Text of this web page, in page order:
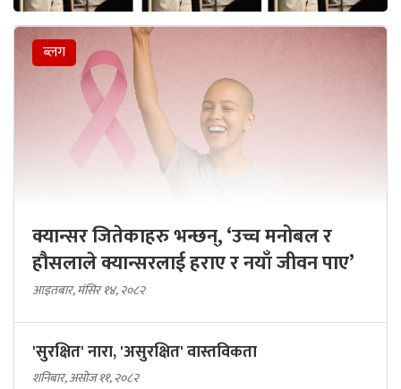
ब्लग
क्यान्सर जितेकाहरु भन्छन्, ‘उच्च मनोबल र
हौसलाले क्यान्सरलाई हराए र नयाँ जीवन पाए’
आइतबार, मंसिर १४, २०८२
'सुरक्षित' नारा, 'असुरक्षित' वास्तविकता
शनिबार, असोज ११, २०८२